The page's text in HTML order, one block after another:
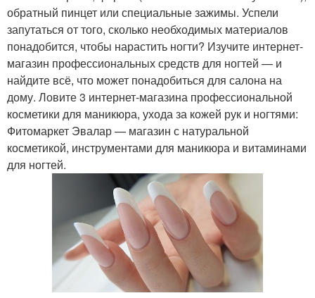
обратный пинцет или специальные зажимы. Успели
запутаться от того, сколько необходимых материалов
понадобится, чтобы нарастить ногти? Изучите интернет-
магазин профессиональных средств для ногтей — и
найдите всё, что может понадобиться для салона на
дому. Ловите 3 интернет-магазина профессиональной
косметики для маникюра, ухода за кожей рук и ногтями:
Фитомаркет Эвалар — магазин с натуральной
косметикой, инструментами для маникюра и витаминами
для ногтей.